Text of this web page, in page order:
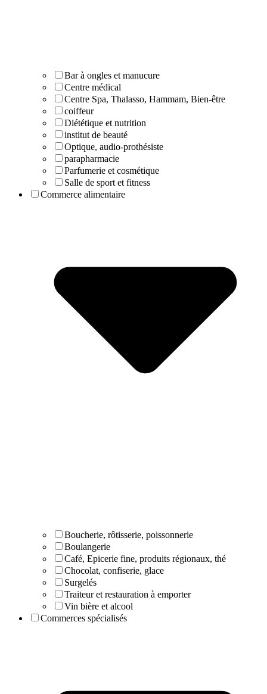
Bar à ongles et manucure
Centre médical
Centre Spa, Thalasso, Hammam, Bien-être
coiffeur
Diététique et nutrition
institut de beauté
Optique, audio-prothésiste
parapharmacie
Parfumerie et cosmétique
Salle de sport et fitness
Commerce alimentaire
Boucherie, rôtisserie, poissonnerie
Boulangerie
Café, Epicerie fine, produits régionaux, thé
Chocolat, confiserie, glace
Surgelés
Traiteur et restauration à emporter
Vin bière et alcool
Commerces spécialisés